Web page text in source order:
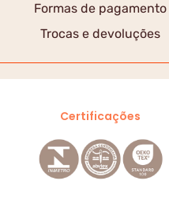
Formas de pagamento
Trocas e devoluções
Certificações